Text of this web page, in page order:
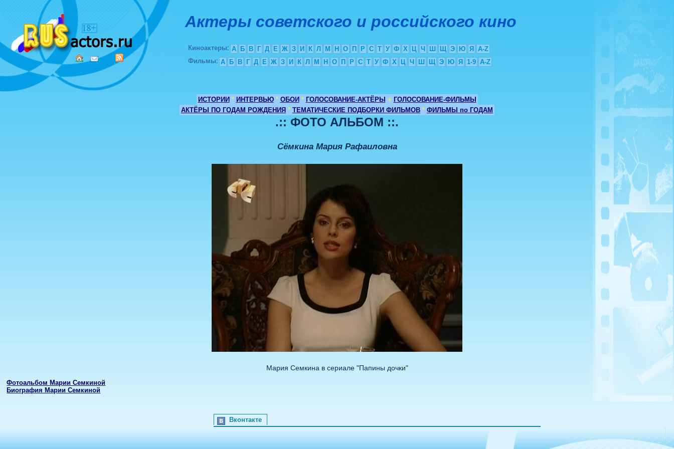
Актеры советского и российского кино
Киноактеры: А Б В Г Д Е Ж З И К Л М Н О П Р С Т У Ф Х Ц Ч Ш Щ Э Ю Я
A-Z
Фильмы: А Б В Г Д Е Ж З И К Л М Н О П Р С Т У Ф Х Ц Ч Ш Щ Э Ю Я 1-9 A-Z
ИСТОРИИ * ИНТЕРВЬЮ * ОБОИ * ГОЛОСОВАНИЕ-АКТЁРЫ + ГОЛОСОВАНИЕ-ФИЛЬМЫ
АКТЁРЫ ПО ГОДАМ РОЖДЕНИЯ * ТЕМАТИЧЕСКИЕ ПОДБОРКИ ФИЛЬМОВ * ФИЛЬМЫ по ГОДАМ
.:: ФОТО АЛЬБОМ ::.
Сёмкина Мария Рафаиловна
Мария Семкина в сериале "Папины дочки"
Фотоальбом Марии Семкиной
Биография Марии Семкиной
Вконтакте